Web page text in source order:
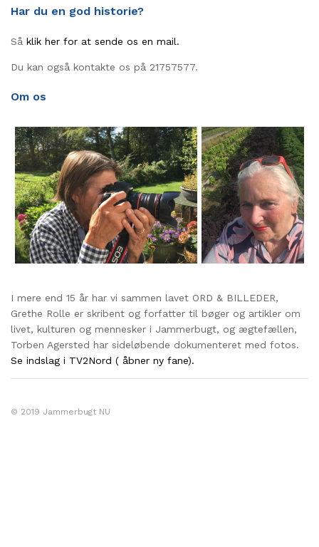
Har du en god historie?
Så klik her for at sende os en mail.
Du kan også kontakte os på 21757577.
Om os
I mere end 15 år har vi sammen lavet ORD & BILLEDER,
Grethe Rolle er skribent og forfatter til bøger og artikler om
livet, kulturen og mennesker i Jammerbugt, og ægtefællen,
Torben Agersted har sideløbende dokumenteret med fotos.
Se indslag i TV2Nord ( åbner ny fane).
© 2019 Jammerbugt NU